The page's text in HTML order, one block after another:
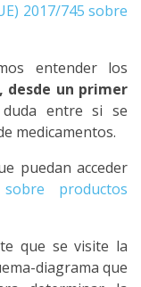
2017/745 sobre
entender los
desde un primer
entre si se
medicamentos.
puedan acceder
productos
que se visite la
diagrama que